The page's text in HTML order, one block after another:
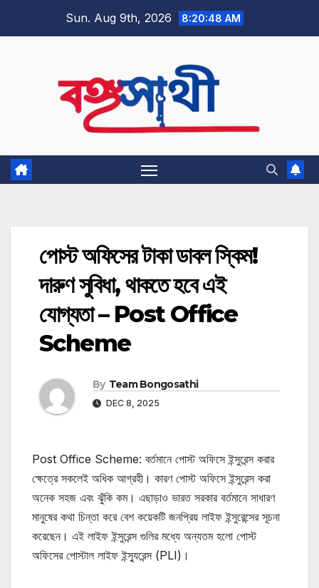
Sun. Aug 9th, 2026 8:20:49 AM
পোস্ট অফিসের টাকা ডাবল স্কিম!
দারুণ সুবিধা, থাকতে হবে এই
যোগ্যতা – Post Office
Scheme
By Team Bongosathi
DEC 8, 2025
Post Office Scheme: বর্তমানে পোস্ট অফিসে ইন্সুরেন্স করার
ক্ষেত্রে সকলেই অধিক আগ্রহী। কারণ পোস্ট অফিসে ইন্সুরেন্স করা
অনেক সহজ এবং ঝুঁকি কম। এছাড়াও ভারত সরকার বর্তমানে সাধারণ
মানুষের কথা চিন্তা করে বেশ কয়েকটি জনপ্রিয় লাইফ ইন্সুরেন্সের সূচনা
করেছেন। এই লাইফ ইন্সুরেন্স গুলির মধ্যে অন্যতম হলো পোস্ট
অফিসের পোস্টাল লাইফ ইন্স্যুরেন্স (PLI)।